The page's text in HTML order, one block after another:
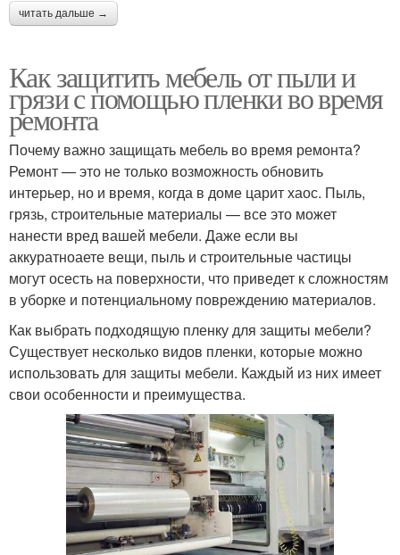
читать дальше →
Как защитить мебель от пыли и
грязи с помощью пленки во время
ремонта
Почему важно защищать мебель во время ремонта?
Ремонт — это не только возможность обновить
интерьер, но и время, когда в доме царит хаос. Пыль,
грязь, строительные материалы — все это может
нанести вред вашей мебели. Даже если вы
аккуратноаете вещи, пыль и строительные частицы
могут осесть на поверхности, что приведет к сложностям
в уборке и потенциальному повреждению материалов.
Как выбрать подходящую пленку для защиты мебели?
Существует несколько видов пленки, которые можно
использовать для защиты мебели. Каждый из них имеет
свои особенности и преимущества.